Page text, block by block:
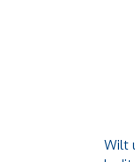
Wilt